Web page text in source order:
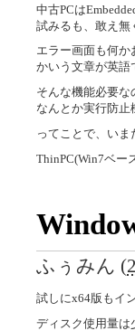
中古PCは
試みるも、敢え無
エラー画面も何か
かいう文章が英語
そんな機能必要な
なんとか実行防止
ってことで、いま
ThinPC(Win7ベー
ふぅみん (
試しにx64版もイ
ディスク使用量は